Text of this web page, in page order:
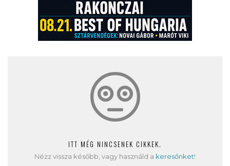
ITT MÉG NINCSENEK CIKKEK.
Nézz vissza később, vagy használd a keresőnket!